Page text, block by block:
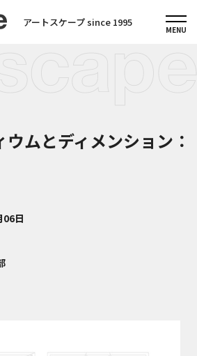
アートスケープ since 1995
ウムとディメンション：
06日